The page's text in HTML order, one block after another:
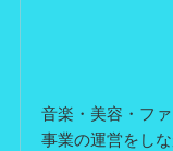
音楽・美容・フ
事業の運営をし